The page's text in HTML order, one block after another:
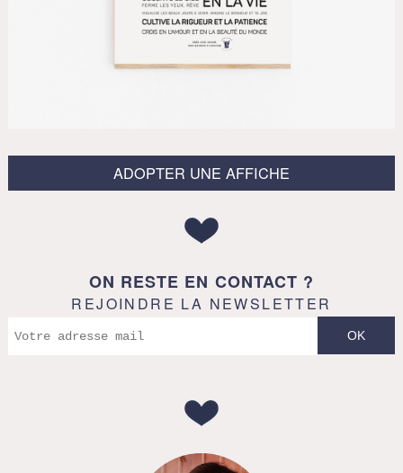
ADOPTER UNE AFFICHE
ON RESTE EN CONTACT ?
REJOINDRE LA NEWSLETTER